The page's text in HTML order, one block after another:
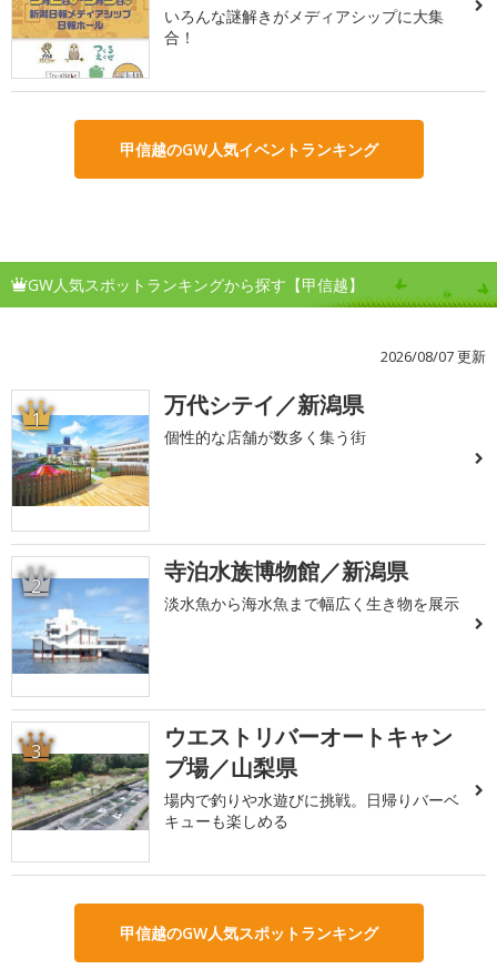
いろんな謎解きがメディアシップに大集
合！
甲信越のGW人気イベントランキング
GW人気スポットランキングから探す【甲信越】
2026/08/07 更新
1 万代シテイ／新潟県
個性的な店舗が数多く集う街
2 寺泊水族博物館／新潟県
淡水魚から海水魚まで幅広く生き物を展示
3
ウエストリバーオートキャン
プ場／山梨県
場内で釣りや水遊びに挑戦。日帰りバーベ
キューも楽しめる
甲信越のGW人気スポットランキング